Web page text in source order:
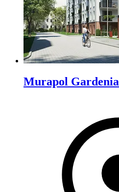
Murapol Gardenia